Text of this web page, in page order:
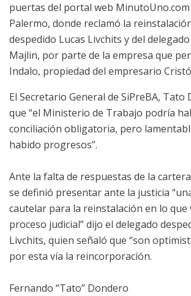
puertas del portal web
Palermo, donde reclamó la
despedido Lucas Livchits y del
Majlin, por parte de la empresa que
Indalo, propiedad del empresario
El Secretario General de SiPreBA, Tato
que “el Ministerio de Trabajo podría
conciliación obligatoria, pero
habido progresos”.
Ante la falta de respuestas de la
se definió presentar ante la justicia
cautelar para la reinstalación en lo que
proceso judicial” dijo el delegado
Livchits, quien señaló que “son
por esta vía la reincorporación.
Fernando “Tato” Dondero